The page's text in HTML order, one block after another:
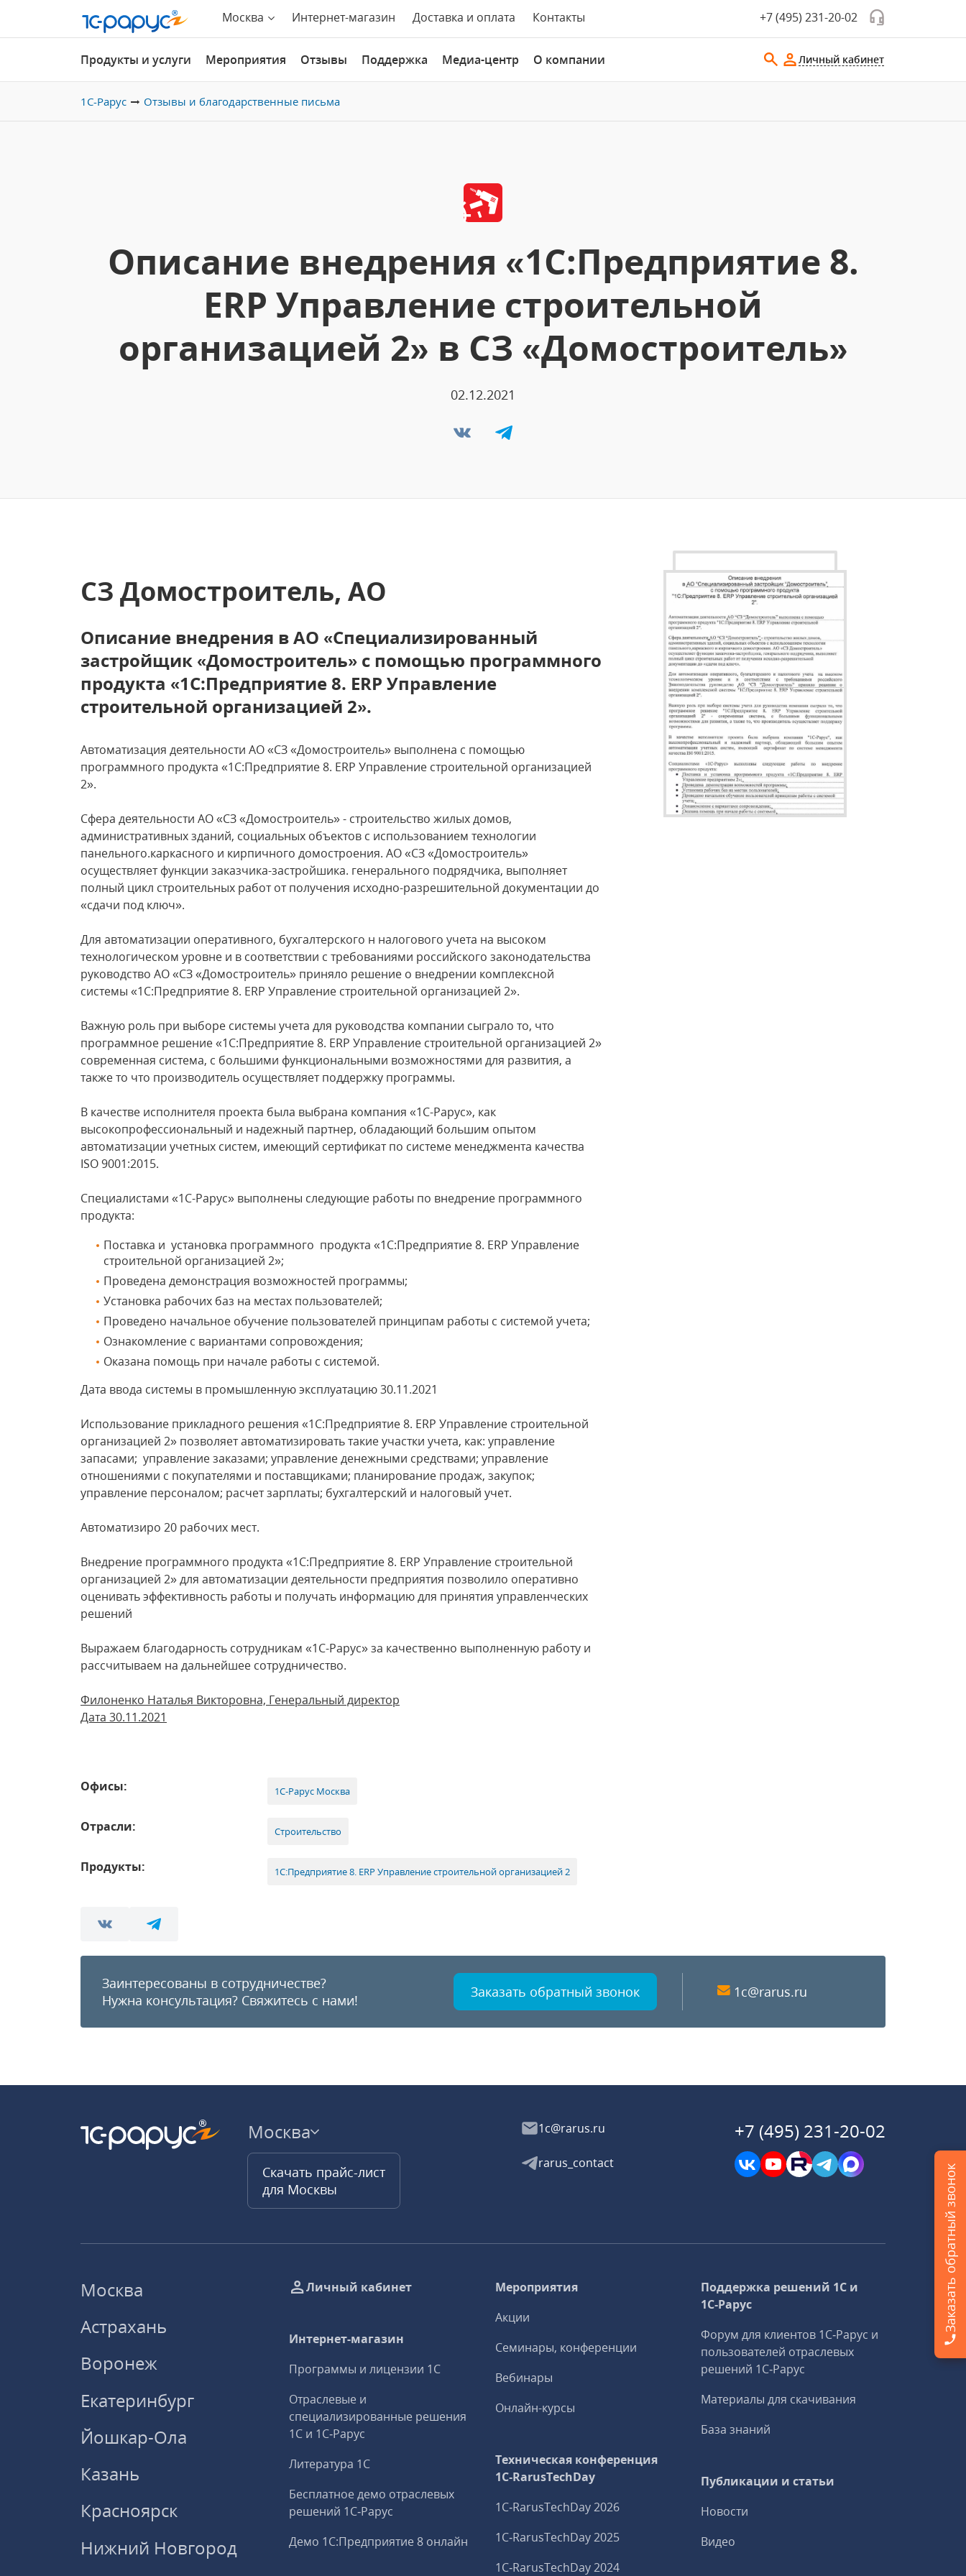
Москва Интернет-магазин Доставка и оплата Контакты +7 (495) 231-20-02
Продукты и услуги Мероприятия Отзывы Поддержка Медиа-центр О компании Личный кабинет
1С-Рарус Отзывы и благодарственные письма
Описание внедрения «1С:Предприятие 8.
ERP Управление строительной
организацией 2» в СЗ «Домостроитель»
02.12.2021
СЗ Домостроитель, АО
Описание внедрения в АО «Специализированный
застройщик «Домостроитель» с помощью программного
продукта «1С:Предприятие 8. ERP Управление
строительной организацией 2».
Автоматизация деятельности АО «СЗ «Домостроитель» выполнена с помощью
программного продукта «1С:Предприятие 8. ERP Управление строительной организацией
2».
Сфера деятельности АО «СЗ «Домостроитель» - строительство жилых домов,
административных зданий, социальных объектов с использованием технологии
панельного.каркасного и кирпичного домостроения. АО «СЗ «Домостроитель»
осуществляет функции заказчика-застройшика. генерального подрядчика, выполняет
полный цикл строительных работ от получения исходно-разрешительной документации до
«сдачи под ключ».
Для автоматизации оперативного, бухгалтерского н налогового учета на высоком
технологическом уровне и в соответствии с требованиями российского законодательства
руководство АО «СЗ «Домостроитель» приняло решение о внедрении комплексной
системы «1С:Предприятие 8. ERP Управление строительной организацией 2».
Важную роль при выборе системы учета для руководства компании сыграло то, что
программное решение «1С:Предприятие 8. ERP Управление строительной организацией 2»
современная система, с большими функциональными возможностями для развития, а
также то что производитель осуществляет поддержку программы.
В качестве исполнителя проекта была выбрана компания «1С-Рарус», как
высокопрофессиональный и надежный партнер, обладающий большим опытом
автоматизации учетных систем, имеющий сертификат по системе менеджмента качества
ISO 9001:2015.
Специалистами «1С-Рарус» выполнены следующие работы по внедрение программного
продукта:
Поставка и установка программного продукта «1С:Предприятие 8. ERP Управление
строительной организацией 2»;
Проведена демонстрация возможностей программы;
Установка рабочих баз на местах пользователей;
Проведено начальное обучение пользователей принципам работы с системой учета;
Ознакомление с вариантами сопровождения;
Оказана помощь при начале работы с системой.
Дата ввода системы в промышленную эксплуатацию 30.11.2021
Использование прикладного решения «1С:Предприятие 8. ERP Управление строительной
организацией 2» позволяет автоматизировать такие участки учета, как: управление
запасами; управление заказами; управление денежными средствами; управление
отношениями с покупателями и поставщиками; планирование продаж, закупок;
управление персоналом; расчет зарплаты; бухгалтерский и налоговый учет.
Автоматизиро 20 рабочих мест.
Внедрение программного продукта «1С:Предприятие 8. ERP Управление строительной
организацией 2» для автоматизации деятельности предприятия позволило оперативно
оценивать эффективность работы и получать информацию для принятия управленческих
решений
Выражаем благодарность сотрудникам «1С-Рарус» за качественно выполненную работу и
рассчитываем на дальнейшее сотрудничество.
Филоненко Наталья Викторовна, Генеральный директор
Дата 30.11.2021
Офисы: 1С-Рарус Москва
Отрасли: Строительство
Продукты: 1С:Предприятие 8. ERP Управление строительной организацией 2
Заинтересованы в сотрудничестве?
Нужна консультация? Свяжитесь с нами! Заказать обратный звонок 1c@rarus.ru
Москва
Скачать прайс-лист
для Москвы
1c@rarus.ru
rarus_contact
+7 (495) 231-20-02
Москва
Астрахань
Воронеж
Екатеринбург
Йошкар-Ола
Казань
Красноярск
Нижний Новгород
Личный кабинет
Интернет-магазин
Программы и лицензии 1С
Отраслевые и
специализированные решения
1С и 1С‑Рарус
Литература 1С
Бесплатное демо отраслевых
решений 1С‑Рарус
Демо 1С:Предприятие 8 онлайн
Мероприятия
Акции
Семинары, конференции
Вебинары
Онлайн-курсы
Техническая конференция
1C‑RarusTechDay
1C‑RarusTechDay 2026
1C‑RarusTechDay 2025
1C‑RarusTechDay 2024
Поддержка решений 1С и
1С‑Рарус
Форум для клиентов 1С‑Рарус и
пользователей отраслевых
решений 1С‑Рарус
Материалы для скачивания
База знаний
Публикации и статьи
Новости
Видео
Заказать обратный звонок